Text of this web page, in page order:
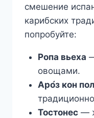
смешение
карибских
попробуйте:
Ропа вьеха
овощами.
Аро́з кон
Тостонес—